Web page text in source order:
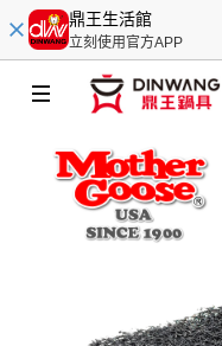
鼎王生活館
立刻使用官方APP